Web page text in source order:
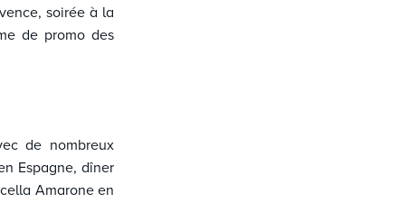
soirée à la
de promo des
de nombreux
Espagne, dîner
Amarone en